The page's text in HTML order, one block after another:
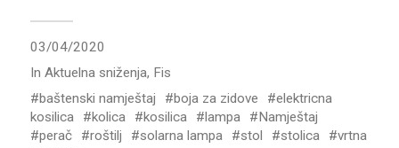
03/04/2020
In Aktuelna sniženja, Fis
baštenski namještaj
boja za zidove
elektricna
kosilica
kolica kosilica lampa
Namještaj
perač
roštilj solarna lampa stol stolica
vrtna